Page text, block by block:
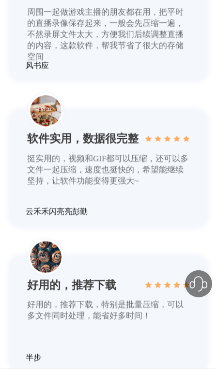
周围一起做游戏主播的朋友都在用，把平时
的直播录像保存起来，一般会先压缩一遍，
不然录屏文件太大，方便我们后续调整直播
的内容，这款软件，帮我节省了很大的存储
空间
风书应
软件实用，数据很完整
挺实用的，视频和GIF都可以压缩，还可以多
文件一起压缩，速度也挺快的，希望能继续
坚持，让软件功能变得更强大~
云禾禾闪亮亮彭勤
好用的，推荐下载
好用的，推荐下载，特别是批量压缩，可以
多文件同时处理，能省好多时间！
半步